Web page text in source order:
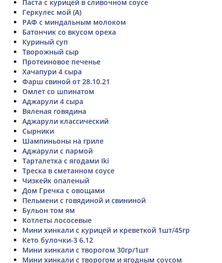
Паста с курицей в сливочном соусе
Геркулес мой (А)
РАФ с миндальным молоком
Батончик со вкусом ореха
Куриный суп
Творожный сыр
Протеиновое печенье
Хачапури 4 сыра
Фарш свиной от 28.10.21
Омлет со шпинатом
Аджарули 4 сыра
Вяленая говядина
Аджарули классический
Сырники
Шампиньоны на гриле
Аджарули с пармой
Тарталетка с ягодами Iki
Треска в сметанном соусе
Чизкейк опаленый
Дом Гречка с овощами
Пельмени с говядиной и свининой
Бульон том ям
Котлеты лососевые
Мини хинкали с курицей и креветкой 1шт/45гр
Кето булочки-3 6.12
Мини хинкали с творогом 30гр/1шт
Мини хинкали с творогом и ягодным соусом